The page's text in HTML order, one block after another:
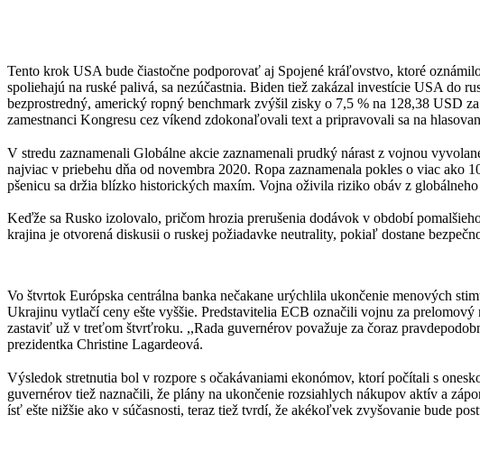
Tento krok USA bude čiastočne podporovať aj Spojené kráľovstvo, ktoré
spoliehajú na ruské palivá, sa nezúčastnia. Biden tiež zakázal investície USA do
bezprostredný, americký ropný benchmark zvýšil zisky o 7,5 % na 128,38 USD
zamestnanci Kongresu cez víkend zdokonaľovali text a pripravovali sa na
V stredu zaznamenali Globálne akcie zaznamenali prudký nárast z vojnou
najviac v priebehu dňa od novembra 2020. Ropa zaznamenala pokles o viac ako
pšenicu sa držia blízko historických maxím. Vojna oživila riziko obáv z
Keďže sa Rusko izolovalo, pričom hrozia prerušenia dodávok v období
krajina je otvorená diskusii o ruskej požiadavke neutrality, pokiaľ dostane
Vo štvrtok Európska centrálna banka nečakane urýchlila ukončenie menových
Ukrajinu vytlačí ceny ešte vyššie. Predstavitelia ECB označili vojnu za
zastaviť už v treťom štvrťroku. ,,Rada guvernérov považuje za čoraz
prezidentka Christine Lagardeová.
Výsledok stretnutia bol v rozpore s očakávaniami ekonómov, ktorí počítali s
guvernérov tiež naznačili, že plány na ukončenie rozsiahlych nákupov aktív a
ísť ešte nižšie ako v súčasnosti, teraz tiež tvrdí, že akékoľvek zvyšovanie bude